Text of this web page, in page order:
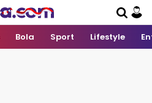
Bola Sport Lifestyle